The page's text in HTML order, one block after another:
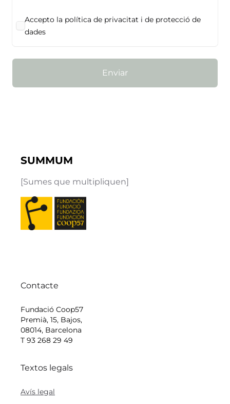
Accepto la política de privacitat i de protecció de
dades
Enviar
SUMMUM
[Sumes que multipliquen]
Contacte
Fundació Coop57
Premià, 15, Bajos,
08014, Barcelona
T 93 268 29 49
Textos legals
Avís legal